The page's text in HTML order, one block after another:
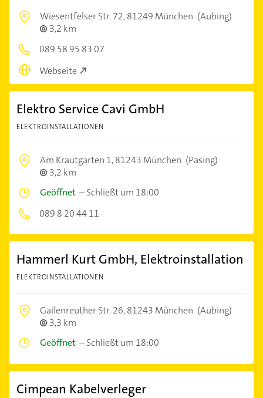
Wiesentfelser Str. 72,81249 München (Aubing)
3,2 km
089 58 95 83 07
Webseite
Elektro Service Cavi GmbH
ELEKTROINSTALLATIONEN
Am Krautgarten 1,81243 München (Pasing)
3,2 km
Geöffnet –Schließt um 18:00
089 8 20 44 11
Hammerl Kurt GmbH, Elektroinstallation
ELEKTROINSTALLATIONEN
Gailenreuther Str. 26,81243 München (Aubing)
3,3 km
Geöffnet –Schließt um 18:00
Cimpean Kabelverleger